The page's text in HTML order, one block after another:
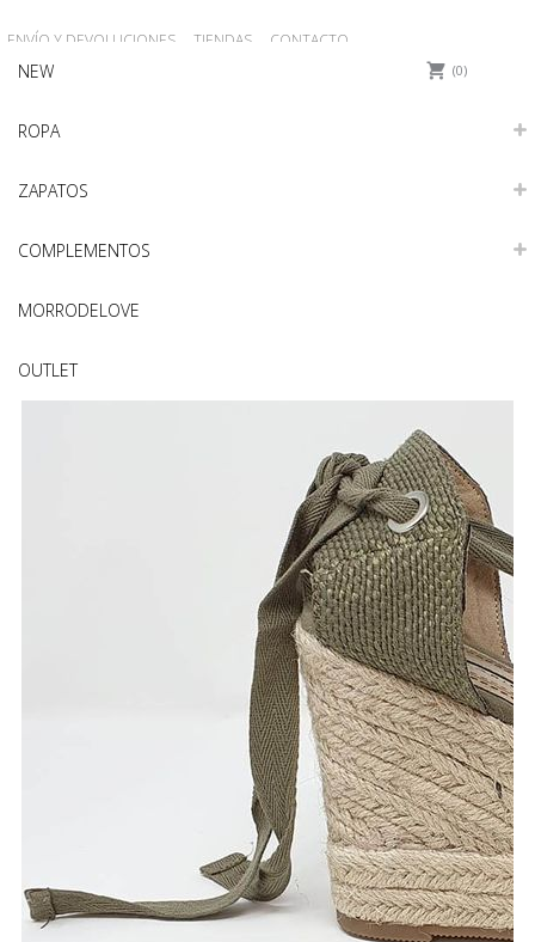
0
ENVÍO Y DEVOLUCIONES TIENDAS CONTACTO
NEW
ROPA
ZAPATOS
COMPLEMENTOS
MORRODELOVE
OUTLET